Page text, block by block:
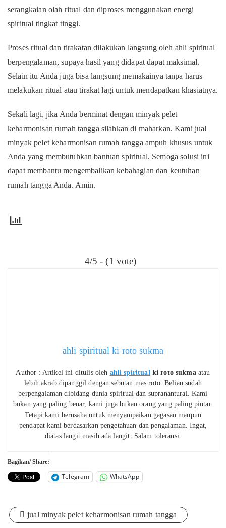
serangkaian olah ritual dan diproses menggunakan energi
spiritual tingkat tinggi.
Proses ritual dan tirakatan dilakukan langsung oleh ahli spiritual
berpengalaman, supaya hasil yang didapat dapat maksimal.
Selain itu Anda juga bisa langsung memakainya tanpa harus
melakukan ritual atau tirakat lagi untuk mendapatkan khasiatnya.
Sekali lagi, jika Anda berminat dengan minyak pelet
keharmonisan rumah tangga silahkan di maharkan. Kami jual
minyak pelet keharmonisan rumah tangga ampuh khusus untuk
Anda yang membutuhkan bantuan spiritual. Semoga solusi ini
dapat membantu mengembalikan kebahagian dan keutuhan
rumah tangga Anda. Amin.
4/5 - (1 vote)
ahli spiritual ki roto sukma
Author : Artikel ini ditulis oleh ahli spiritual ki roto sukmaatau
lebih akrab dipanggil dengan sebutan mas roto. Beliau sudah
berpengalaman dibidang dunia spiritual dan supranantural. Kami
bukan yang paling benar, kami juga bukan orang yang paling pintar.
Tetapi kami berusaha untuk menyampaikan gagasan maupun
pendapat kami berdasarkan pengetahuan dan pengalaman. Ingat,
diatas langit masih ada langit. Salam toleransi.
Bagikan/ Share:
Telegram WhatsApp
jual minyak pelet keharmonisan rumah tangga